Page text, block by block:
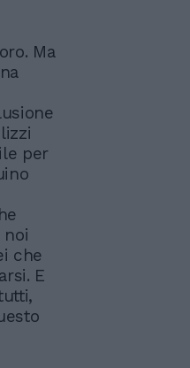
Ma
per
noi
che
E